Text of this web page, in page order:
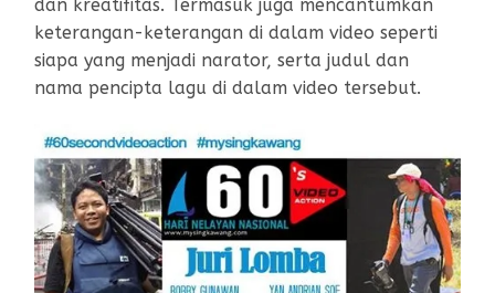
dan kreatifitas. Termasuk juga mencantumkan
keterangan-keterangan di dalam video seperti
siapa yang menjadi narator, serta judul dan
nama pencipta lagu di dalam video tersebut.